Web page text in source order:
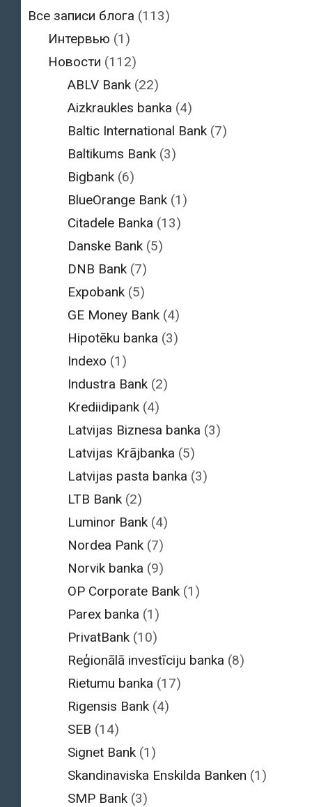
Все записи блога (113)
Интервью (1)
Новости (112)
ABLV Bank (22)
Aizkraukles banka (4)
Baltic International Bank (7)
Baltikums Bank (3)
Bigbank (6)
BlueOrange Bank (1)
Citadele Banka (13)
Danske Bank (5)
DNB Bank (7)
Expobank (5)
GE Money Bank (4)
Hipotēku banka (3)
Indexo (1)
Industra Bank (2)
Krediidipank (4)
Latvijas Biznesa banka (3)
Latvijas Krājbanka (5)
Latvijas pasta banka (3)
LTB Bank (2)
Luminor Bank (4)
Nordea Pank (7)
Norvik banka (9)
OP Corporate Bank (1)
Parex banka (1)
PrivatBank (10)
Reģionālā investīciju banka (8)
Rietumu banka (17)
Rigensis Bank (4)
SEB (14)
Signet Bank (1)
Skandinaviska Enskilda Banken (1)
SMP Bank (3)